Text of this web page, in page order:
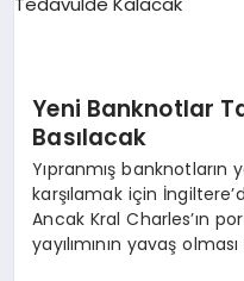
SAĞLIK
SPOR
YAŞAM
Yeni Banknotlar
Basılacak
Yıpranmış banknotların
karşılamak için
Ancak Kral Charles’ın
yayılımının yavaş